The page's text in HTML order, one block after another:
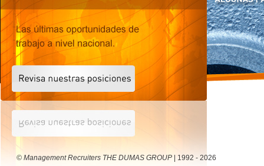
© Management Recruiters THE DUMAS GROUP
| 1992 - 2026